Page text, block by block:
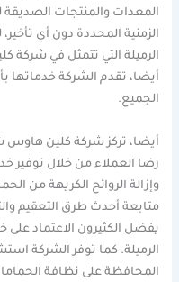
المعدات والمنتجات الصديقة
الزمنية المحددة دون أي
الرميلة التي تتمثل في شركة
أيضا، تقدم الشركة خدماتها
الجميع.
أيضا، تركز شركة كلين هاوس
رضا العملاء من خلال توفير
وإزالة الروائح الكريهة من
متابعة أحدث طرق التعقيم
يفضل الكثيرون الاعتماد
الرميلة. كما توفر الشركة
المحافظة على نظافة